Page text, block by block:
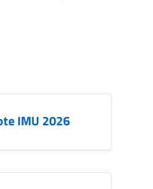
IMU 2026